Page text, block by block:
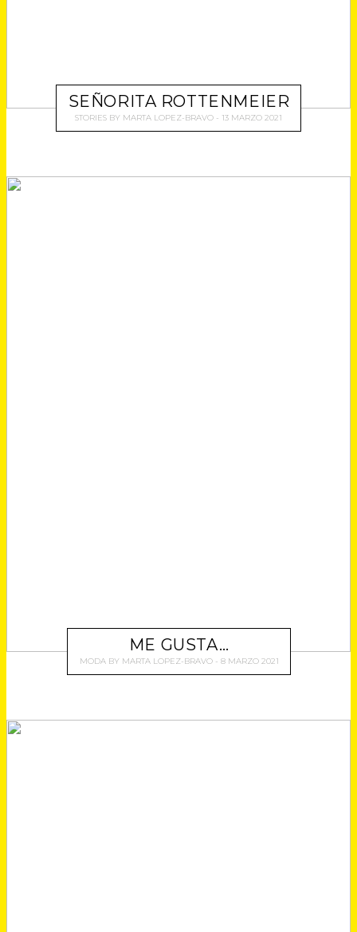
SEÑORITA ROTTENMEIER
STORIES BY MARTA LOPEZ-BRAVO 13 MARZO 2021
ME GUSTA…
MODABY MARTA LOPEZ-BRAVO 8 MARZO 2021